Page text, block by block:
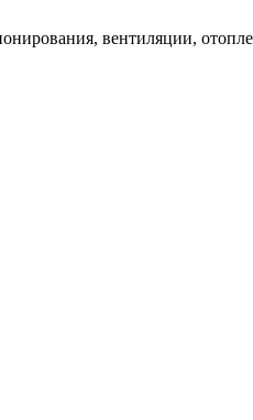
вентиляции,